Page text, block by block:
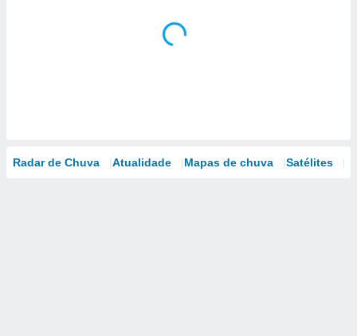
Radar de Chuva Atualidade Mapas de chuva Satélites